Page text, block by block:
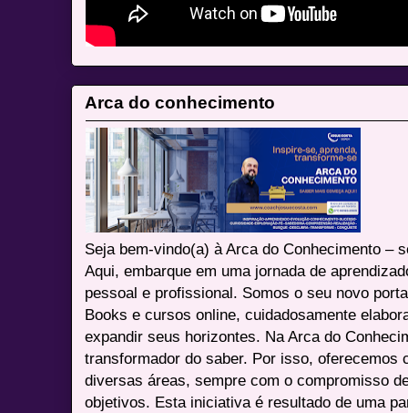
Arca do conhecimento
Seja bem-vindo(a) à Arca do Conhecimento –
Aqui, embarque em uma jornada de
pessoal e profissional. Somos o seu novo
Books e cursos online, cuidadosamente
expandir seus horizontes. Na Arca do
transformador do saber. Por isso, oferecemos
diversas áreas, sempre com o compromisso
objetivos. Esta iniciativa é resultado de uma